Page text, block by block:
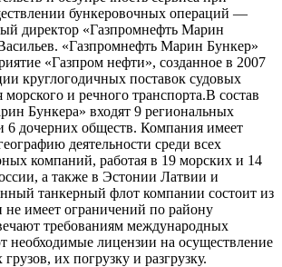
бункеровочных операций —
директор «Газпромнефть Марин
«Газпромнефть Марин Бункер»
«Газпром нефти», созданное в 2007
круглогодичных поставок судовых
и речного транспорта.В состав
Бункера» входят 9 региональных
6 дочерних обществ. Компания имеет
деятельности среди всех
компаний, работая в 19 морских и 14
а также в Эстонии Латвии и
танкерный флот компании состоит из
не имеет ограничений по району
требованиям международных
необходимые лицензии на осуществление
их погрузку и разгрузку.